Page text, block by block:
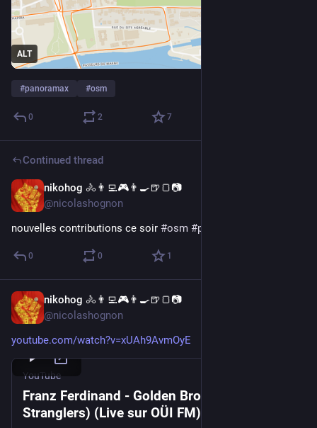
ALT
#panoramax #osm
0 2 7
Continued thread
nikohog 🚴👨‍💻🎮👨‍🍳🍺🍞📷
@nicolashognon
nouvelles contributions ce soir #osm #panoramax
0 0 1
nikohog 🚴👨‍💻🎮👨‍🍳🍺🍞📷
@nicolashognon
youtube.com/watch?v=xUAh9AvmOyE
YouTube
Franz Ferdinand - Golden Brown (The
Stranglers) (Live sur OÜI FM)